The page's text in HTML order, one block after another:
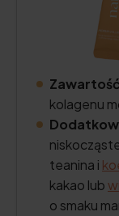
kolagenu
teanina i
kakao lub
o smaku